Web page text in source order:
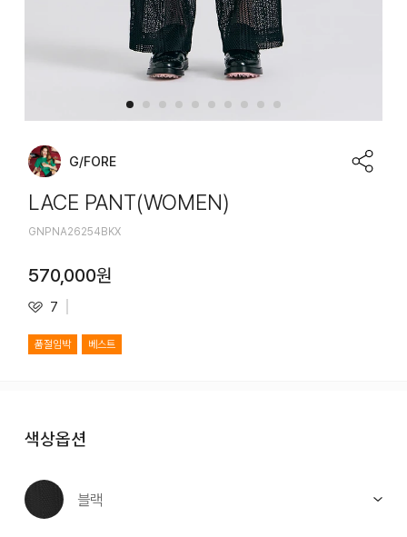
G/FORE
LACE PANT(WOMEN)
GNPNA26254BKX
570,000원
7
품절임박 베스트
색상옵션
블랙